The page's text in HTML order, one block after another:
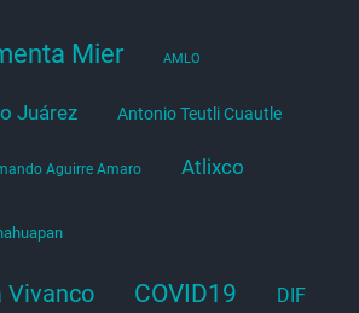
Mier AMLO
Juárez Antonio Teutli Cuautle
Aguirre Amaro Atlixco
Vivanco COVID19 DIF